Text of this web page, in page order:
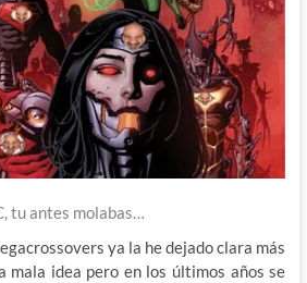
tu antes molabas…
ya la he dejado clara más
mala idea pero en los últimos años se